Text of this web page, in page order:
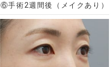
⑥手術2週間後（メイクあり）